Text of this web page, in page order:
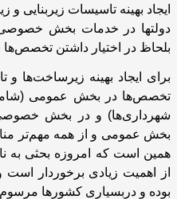
ایجاد بهینه تاسیسات زیربنایی
دولتها در خدمات بخش خصوصی
بلحاظ در اختیار داشتن
برای ایجاد بهینه زیرساخت‌ها و
تخصص‌ها در بخش عمومی
شهرداری‌ها) و در بخش
بخش عمومی و از همه مهم‌تر
همین است که امروزه بحثی
از اهمیت زیادی برخوردار
بوده و دربسیاری کشورها